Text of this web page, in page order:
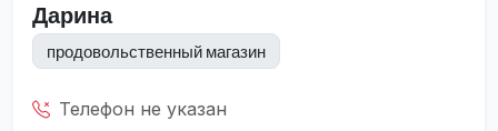
Дарина
продовольственный магазин
Телефон не указан